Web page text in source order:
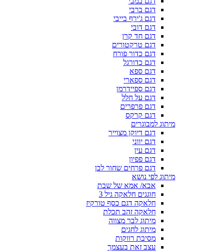
דגם ברבי
דגם ג'ירף בייבי
דגם דובי
דגם חד קרן
דגם טרקטורים
דגם כדור פורח
דגם כדורגל
דגם ספא
דגם ספארי
דגם ספיידרמן
דגם על חלל
דגם פרפרים
דגם קרקס
מיתוג למבוגרים
דגם דיוקן מצוייר
דגם יווני
דגם עין
דגם פפיון
דגם פרחים שחור לבן
מיתוג לפי נושא
אבא/ אמא של שבת
חוגגים חלאקה גיל 3
חלאקה דגם כסף טורקיז
חלאקה זהב תכלת
מיתוג לבר מצווה
מיתוג לחגים
מסיבת רווקות
עצב זאת בעצמך